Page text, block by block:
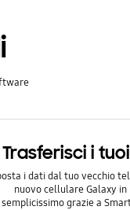
Trasferisci i
i dati dal tuo vecchio
nuovo cellulare Galaxy in
semplicissimo grazie a